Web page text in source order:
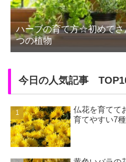
ハーブの育て方☆初めてさ
つの植物
今日の人気記事
仏花を育てて
育てやすい7